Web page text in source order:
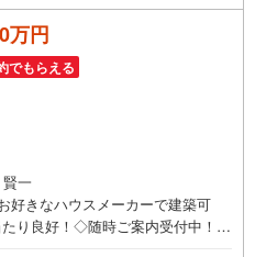
万円
でもらえる
一
好きなハウスメーカーで建築可
り良好！◇随時ご案内受付中！◆